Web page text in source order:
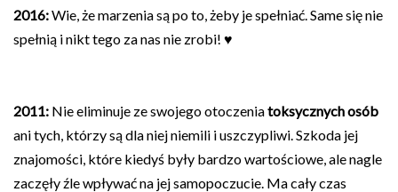
2016:Wie, że marzenia są po to, żeby je spełniać. Same się nie
spełnią i nikt tego za nas nie zrobi! ♥
2011: Nie eliminuje ze swojego otoczeniatoksycznych osób
ani tych, którzy są dla niej niemili i uszczypliwi. Szkoda jej
znajomości, które kiedyś były bardzo wartościowe, ale nagle
zaczęły źle wpływać na jej samopoczucie. Ma cały czas